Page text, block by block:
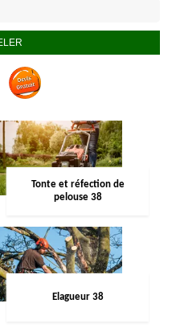
Tonte et réfection de
pelouse 38
Elagueur 38